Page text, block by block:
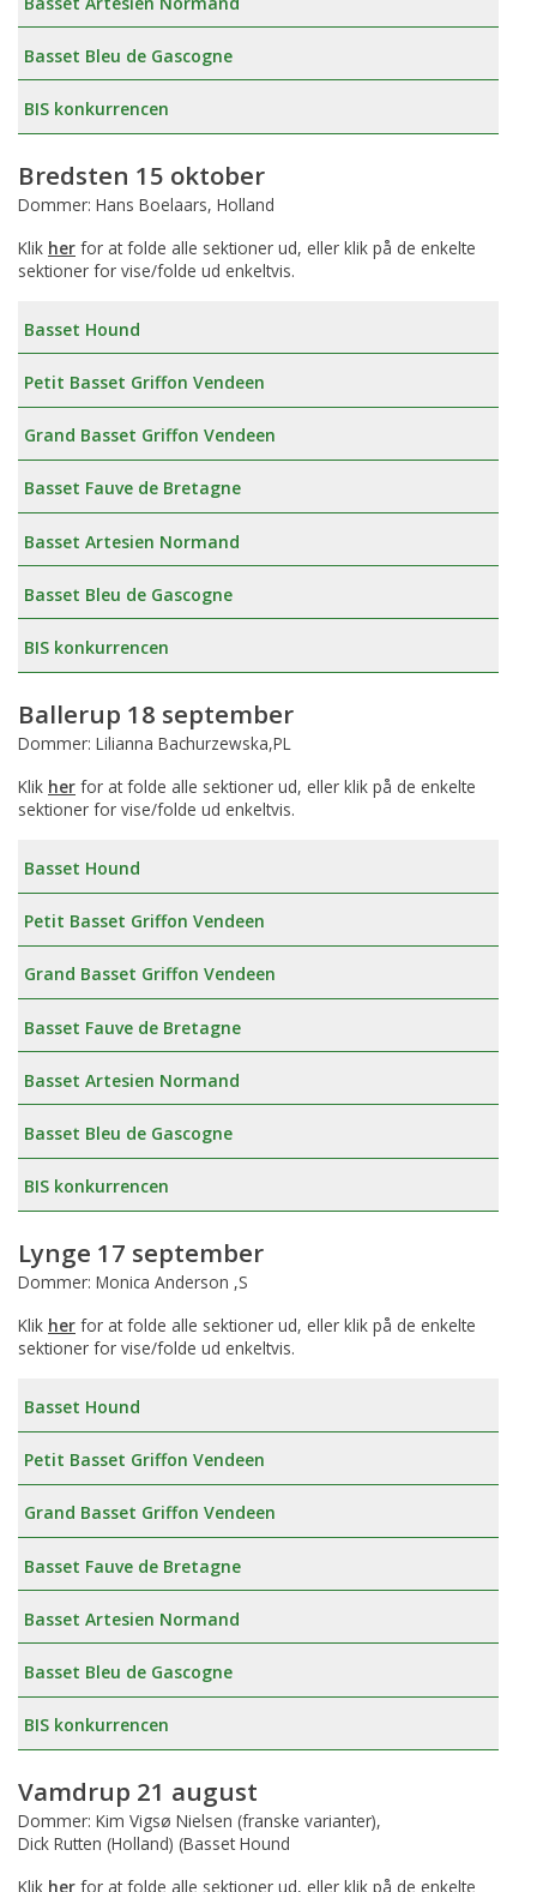
Basset Bleu de Gascogne
BIS konkurrencen
Bredsten 15 oktober
Dommer: Hans Boelaars, Holland
Klik her for at folde alle sektioner ud, eller klik på de enkelte
sektioner for vise/folde ud enkeltvis.
Basset Hound
Petit Basset Griffon Vendeen
Grand Basset Griffon Vendeen
Basset Fauve de Bretagne
Basset Artesien Normand
Basset Bleu de Gascogne
BIS konkurrencen
Ballerup 18 september
Dommer: Lilianna Bachurzewska,PL
Klik her for at folde alle sektioner ud, eller klik på de enkelte
sektioner for vise/folde ud enkeltvis.
Basset Hound
Petit Basset Griffon Vendeen
Grand Basset Griffon Vendeen
Basset Fauve de Bretagne
Basset Artesien Normand
Basset Bleu de Gascogne
BIS konkurrencen
Lynge 17 september
Dommer: Monica Anderson ,S
Klik her for at folde alle sektioner ud, eller klik på de enkelte
sektioner for vise/folde ud enkeltvis.
Basset Hound
Petit Basset Griffon Vendeen
Grand Basset Griffon Vendeen
Basset Fauve de Bretagne
Basset Artesien Normand
Basset Bleu de Gascogne
BIS konkurrencen
Vamdrup 21 august
Dommer: Kim Vigsø Nielsen (franske varianter),
Dick Rutten (Holland) (Basset Hound
Klik her for at folde alle sektioner ud, eller klik på de enkelte